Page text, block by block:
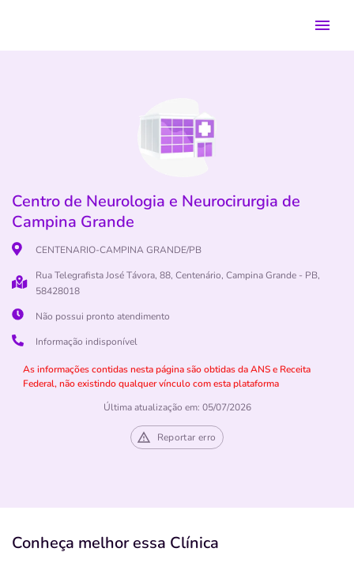
Centro de Neurologia e Neurocirurgia de
Campina Grande
CENTENARIO-CAMPINA GRANDE/PB
Rua Telegrafista José Távora, 88, Centenário, Campina Grande - PB,
58428018
Não possui pronto atendimento
Informação indisponível
As informações contidas nesta página são obtidas da ANS e Receita
Federal, não existindo qualquer vínculo com esta plataforma
Última atualização em: 05/07/2026
Reportar erro
Conheça melhor essa Clínica